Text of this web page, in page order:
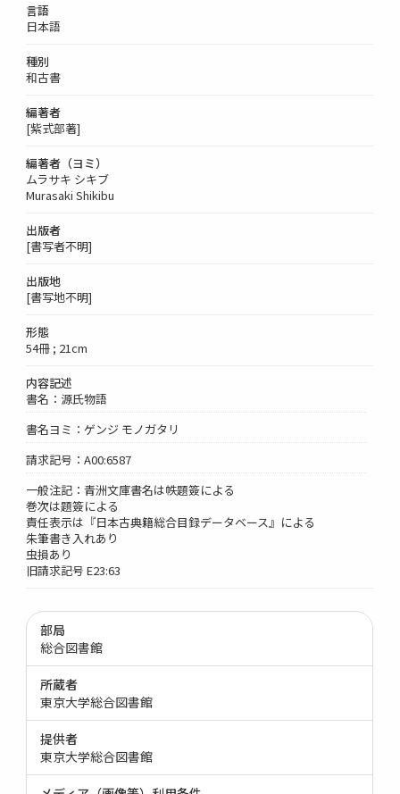
言語
日本語
種別
和古書
編著者
[紫式部著]
編著者（ヨミ）
ムラサキ シキブ
Murasaki Shikibu
出版者
[書写者不明]
出版地
[書写地不明]
形態
54冊 ; 21cm
内容記述
書名：源氏物語
書名ヨミ：ゲンジ モノガタリ
請求記号：A00:6587
一般注記：青洲文庫書名は帙題簽による
巻次は題簽による
責任表示は『日本古典籍総合目録データベース』による
朱筆書き入れあり
虫損あり
旧請求記号 E23:63
部局
総合図書館
所蔵者
東京大学総合図書館
提供者
東京大学総合図書館